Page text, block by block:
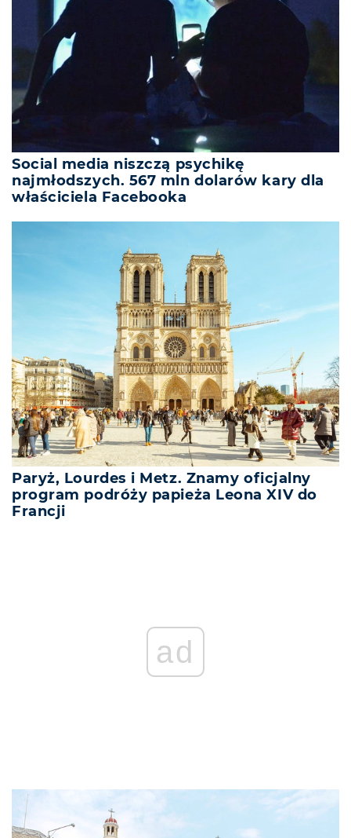
Social media niszczą psychikę
najmłodszych. 567 mln dolarów kary dla
właściciela Facebooka
Paryż, Lourdes i Metz. Znamy oficjalny
program podróży papieża Leona XIV do
Francji
ad